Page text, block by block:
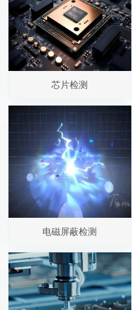
芯片检测
电磁屏蔽检测